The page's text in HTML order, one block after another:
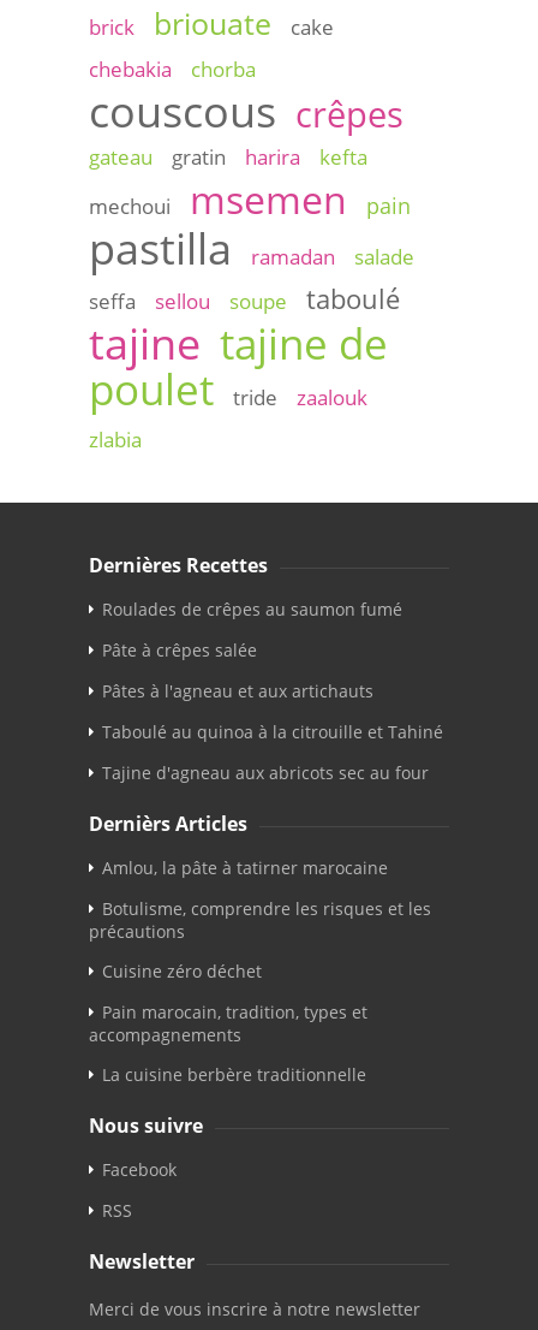
brick
briouate
cake
chebakia
chorba
couscous crêpes
gateau gratin harira
kefta
mechoui
msemen pain
pastilla ramadan
salade
seffa
sellou soupe taboulé
tajine tajine de
poulet
tride
zaalouk
zlabia
Dernières Recettes
Roulades de crêpes au saumon fumé
Pâte à crêpes salée
Pâtes à l'agneau et aux artichauts
Taboulé au quinoa à la citrouille et Tahiné
Tajine d'agneau aux abricots sec au four
Dernièrs Articles
Amlou, la pâte à tatirner marocaine
Botulisme, comprendre les risques et les
précautions
Cuisine zéro déchet
Pain marocain, tradition, types et
accompagnements
La cuisine berbère traditionnelle
Nous suivre
Facebook
RSS
Newsletter
Merci de vous inscrire à notre newsletter